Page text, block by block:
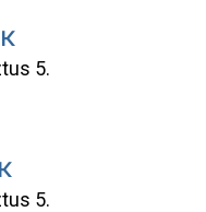
5.
5.